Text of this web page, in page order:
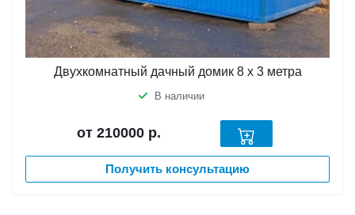
Двухкомнатный дачный домик 8 х 3 метра
В наличии
от 210000 р.
Получить консультацию